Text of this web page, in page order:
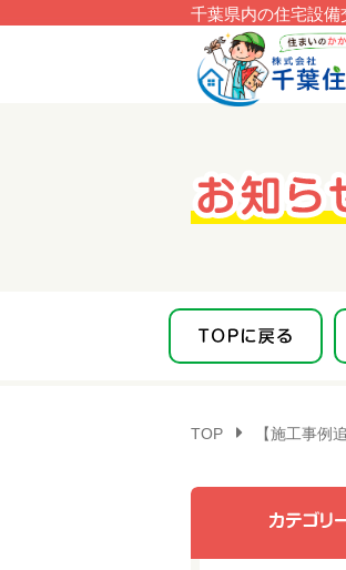
千葉県内の住宅設
TOP 【施工事例